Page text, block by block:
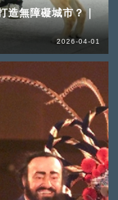
造無障礙城市？｜
2026-04-01